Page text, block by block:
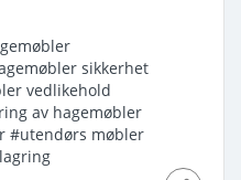
sikkerhet
vedlikehold
av hagemøbler
#utendørs møbler